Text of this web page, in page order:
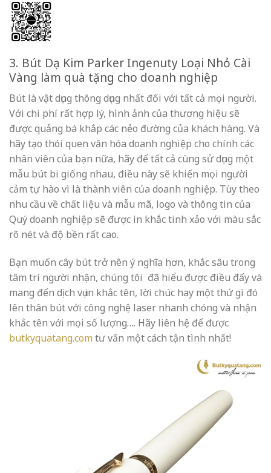
3. Bút Dạ Kim Parker Ingenuty Loại Nhỏ Cài
Vàng làm quà tặng cho doanh nghiệp
Bút là vật dụng thông dụng nhất đối với tất cả mọi người.
Với chi phí rất hợp lý, hình ảnh của thương hiệu sẽ
được quảng bá khắp các nẻo đường của khách hàng. Và
hãy tạo thói quen văn hóa doanh nghiệp cho chính các
nhân viên của bạn nữa, hãy để tất cả cùng sử dụng một
mẫu bút bi giống nhau, điều này sẽ khiến mọi người
cảm tự hào vì là thành viên của doanh nghiệp. Tùy theo
nhu cầu về chất liệu và mẫu mã, logo và thông tin của
Quý doanh nghiệp sẽ được in khắc tinh xảo với màu sắc
rõ nét và độ bền rất cao.
Bạn muốn cây bút trở nên ý nghĩa hơn, khắc sâu trong
tâm trí người nhận, chúng tôi đã hiểu được điều đấy và
mang đến dịch vụ in khắc tên, lời chúc hay một thứ gì đó
lên thân bút với công nghệ laser nhanh chóng và nhận
khắc tên với mọi số lượng…. Hãy liên hệ để được
butkyquatang.comtư vấn một cách tận tình nhất!